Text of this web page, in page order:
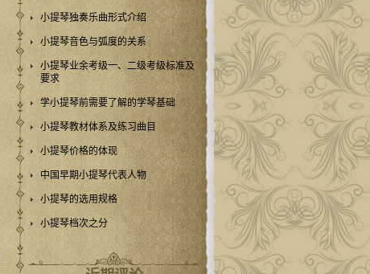
小提琴独奏乐曲形式介绍
小提琴音色与弧度的关系
小提琴业余考级一、二级考级标准及
要求
学小提琴前需要了解的学琴基础
小提琴教材体系及练习曲目
小提琴价格的体现
中国早期小提琴代表人物
小提琴的选用规格
小提琴档次之分